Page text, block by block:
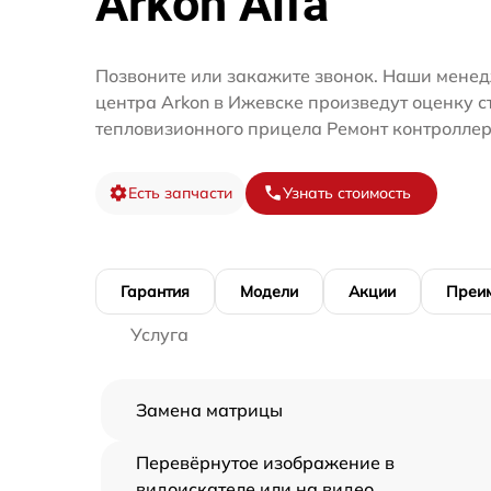
Позвоните или закажите звонок. Наши
центра Arkon в Ижевске произведут оценку
тепловизионного прицела Ремонт
Есть запчасти Узнать стоимость
Гарантия Модели Акции
Услуга
Замена матрицы
Перевёрнутое изображение в